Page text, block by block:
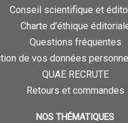
Conseil scientifique et
Charte d’éthique
Questions fréquentes
de vos données
QUAE RECRUTE
Retours et commandes
NOS THÉMATIQUES